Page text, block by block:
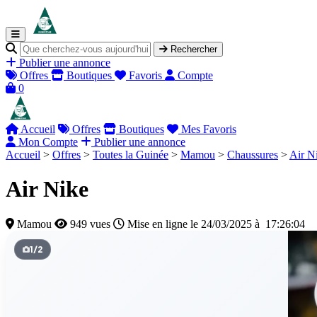
Rechercher
Publier une annonce
Offres
Boutiques Favoris
Compte
0
Accueil Offres Boutiques
Mes Favoris
Mon Compte
Publier une annonce
Accueil > Offres > Toutes la Guinée > Mamou > Chaussures > Air
Air Nike
Mamou 949 vues Mise en ligne le 24/03/2025 à 17:26:04
1/2